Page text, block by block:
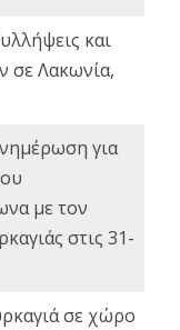
και
σε Λακωνία,
για
με τον
στις 31-
σε χώρο